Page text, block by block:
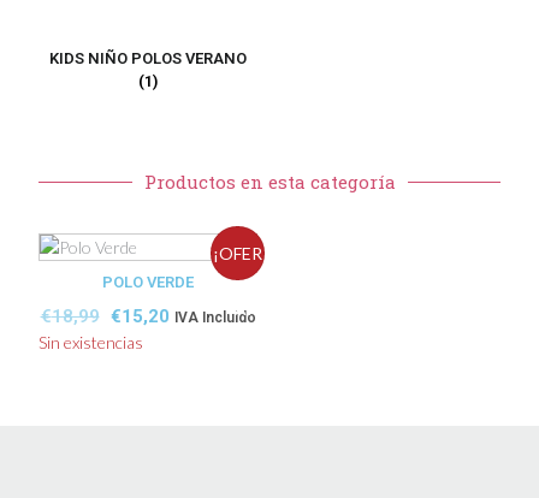
KIDS NIÑO POLOS VERANO
(1)
Productos en esta categoría
¡OFER
TA!
POLO VERDE
€18,99 €15,20 IVA Incluido
Sin existencias